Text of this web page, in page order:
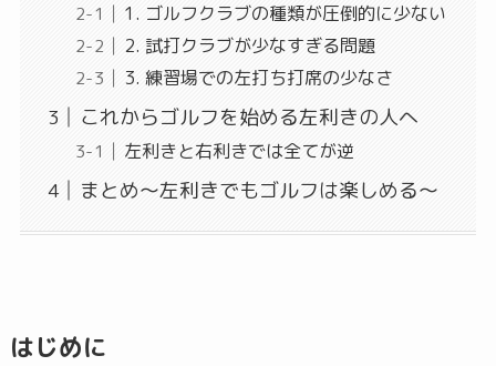
1. ゴルフクラブの種類が圧倒的に少ない
2. 試打クラブが少なすぎる問題
3. 練習場での左打ち打席の少なさ
これからゴルフを始める左利きの人へ
左利きと右利きでは全てが逆
まとめ〜左利きでもゴルフは楽しめる〜
はじめに